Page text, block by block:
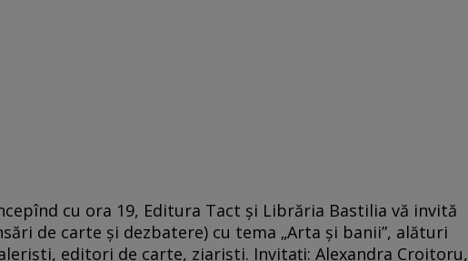
cu ora 19, Editura Tact şi Librăria Bastilia vă invită
de carte şi dezbatere) cu tema „Arta şi banii”, alături
editori de carte, ziarişti. Invitaţi: Alexandra Croitoru,